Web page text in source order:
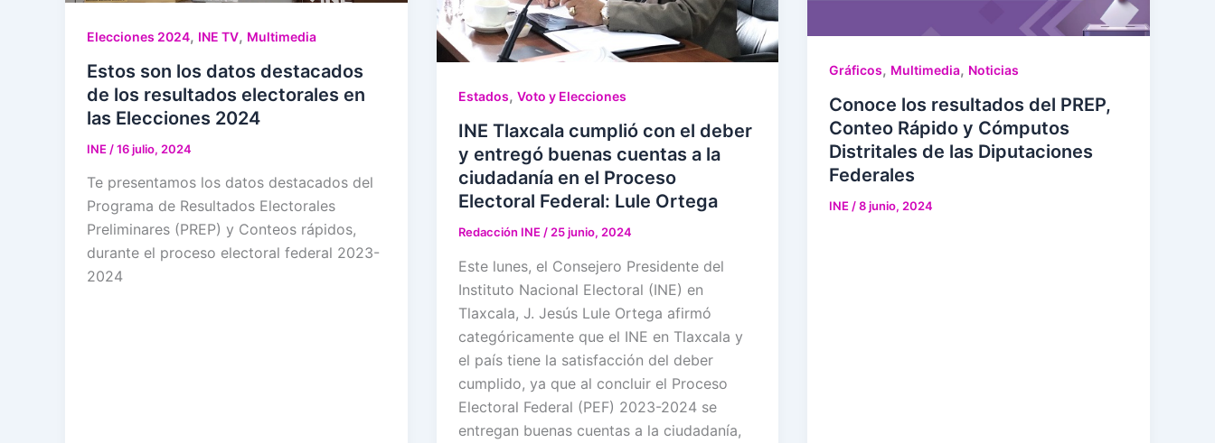
Elecciones 2024, INE TV, Multimedia
Estos son los datos destacados
de los resultados electorales en
las Elecciones 2024
INE /16 julio, 2024
Te presentamos los datos destacados del
Programa de Resultados Electorales
Preliminares (PREP) y Conteos rápidos,
durante el proceso electoral federal 2023-
2024
Estados, Voto y Elecciones
INE Tlaxcala cumplió con el deber
y entregó buenas cuentas a la
ciudadanía en el Proceso
Electoral Federal: Lule Ortega
Redacción INE/25 junio, 2024
Este lunes, el Consejero Presidente del
Instituto Nacional Electoral (INE) en
Tlaxcala, J. Jesús Lule Ortega afirmó
categóricamente que el INE en Tlaxcala y
el país tiene la satisfacción del deber
cumplido, ya que al concluir el Proceso
Electoral Federal (PEF) 2023-2024 se
entregan buenas cuentas a la ciudadanía,
Gráficos, Multimedia, Noticias
Conoce los resultados del PREP,
Conteo Rápido y Cómputos
Distritales de las Diputaciones
Federales
INE /8 junio, 2024